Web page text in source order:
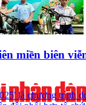
miền biên
là chương trình